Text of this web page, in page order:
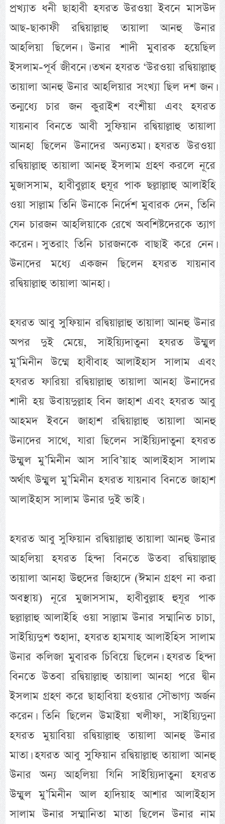
প্রখ্যাত ধনী ছাহাবী হযরত উরওয়া ইবনে মাসউদ
আছ-ছাকাফী রদ্বিয়াল্লাহু তায়ালা আনহু উনার
আহলিয়া ছিলেন। উনার শাদী মুবারক হয়েছিল
ইসলাম-পূর্ব জীবনে। তখন হযরত ‘উরওয়া রদ্বিয়াল্লাহু
তায়ালা আনহু উনার আহলিয়ার সংখ্যা ছিল দশ জন।
তন্মধ্যে চার জন কুরাইশ বংশীয়া এবং হযরত
যায়নাব বিনতে আবী সুফিয়ান রদ্বিয়াল্লাহু তায়ালা
আনহা ছিলেন উনাদের অন্যতমা। হযরত উরওয়া
রদ্বিয়াল্লাহু তায়ালা আনহু ইসলাম গ্রহণ করলে নূরে
মুজাসসাম, হাবীবুল্লাহ হুযূর পাক ছল্লাল্লাহু আলাইহি
ওয়া সাল্লাম তিনি উনাকে নির্দেশ মুবারক দেন, তিনি
যেন চারজন আহলিয়াকে রেখে অবশিষ্টদেরকে ত্যাগ
করেন। সুতরাং তিনি চারজনকে বাছাই করে নেন।
উনাদের মধ্যে একজন ছিলেন হযরত যায়নাব
রদ্বিয়াল্লাহু তায়ালা আনহা।
হযরত আবু সুফিয়ান রদ্বিয়াল্লাহু তায়ালা আনহু উনার
অপর দুই মেয়ে, সাইয়্যিদাতুনা হযরত উম্মুল
মু’মিনীন উম্মে হাবীবাহ আলাইহাস সালাম এবং
হযরত ফারিয়া রদ্বিয়াল্লাহু তায়ালা আনহা উনাদের
শাদী হয় উবায়দুল্লাহ বিন জাহাশ এবং হযরত আবু
আহমদ ইবনে জাহাশ রদ্বিয়াল্লাহু তায়ালা আনহু
উনাদের সাথে, যারা ছিলেন সাইয়্যিদাতুনা হযরত
উম্মুল মু’মিনীন আস সাবি’য়াহ আলাইহাস সালাম
অর্থাৎ উম্মুল মু’মিনীন হযরত যায়নাব বিনতে জাহাশ
আলাইহাস সালাম উনার দুই ভাই।
হযরত আবু সুফিয়ান রদ্বিয়াল্লাহু তায়ালা আনহু উনার
আহলিয়া হযরত হিন্দা বিনতে উতবা রদ্বিয়াল্লাহু
তায়ালা আনহা উহুদের জিহাদে (ঈমান গ্রহণ না করা
অবস্থায়) নূরে মুজাসসাম, হাবীবুল্লাহ হুযূর পাক
ছল্লাল্লাহু আলাইহি ওয়া সাল্লাম উনার সম্মানিত চাচা,
সাইয়্যিদুশ শুহাদা, হযরত হামযাহ আলাইহিস সালাম
উনার কলিজা মুবারক চিবিয়ে ছিলেন। হযরত হিন্দা
বিনতে উতবা রদ্বিয়াল্লাহু তায়ালা আনহা পরে দ্বীন
ইসলাম গ্রহণ করে ছাহাবিয়া হওয়ার সৌভাগ্য অর্জন
করেন। তিনি ছিলেন উমাইয়া খলীফা, সাইয়্যিদুনা
হযরত মুয়াবিয়া রদ্বিয়াল্লাহু তায়ালা আনহু উনার
মাতা। হযরত আবু সুফিয়ান রদ্বিয়াল্লাহু তায়ালা আনহু
উনার অন্য আহলিয়া যিনি সাইয়্যিদাতুনা হযরত
উম্মুল মু’মিনীন আল হাদিয়াহ আশার আলাইহাস
সালাম উনার সম্মানিতা মাতা ছিলেন উনার নাম